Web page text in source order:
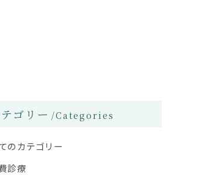
ゴリー Categories
のカテゴリー
診療